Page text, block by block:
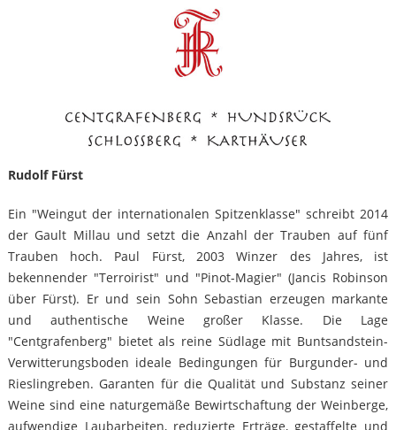
Rudolf Fürst
Ein "Weingut der internationalen Spitzenklasse" schreibt 2014
der Gault Millau und setzt die Anzahl der Trauben auf fünf
Trauben hoch. Paul Fürst, 2003 Winzer des Jahres, ist
bekennender "Terroirist" und "Pinot-Magier" (Jancis Robinson
über Fürst). Er und sein Sohn Sebastian erzeugen markante
und authentische Weine großer Klasse. Die Lage
"Centgrafenberg" bietet als reine Südlage mit Buntsandstein-
Verwitterungsboden ideale Bedingungen für Burgunder- und
Rieslingreben. Garanten für die Qualität und Substanz seiner
Weine sind eine naturgemäße Bewirtschaftung der Weinberge,
aufwendige Laubarbeiten, reduzierte Erträge, gestaffelte und